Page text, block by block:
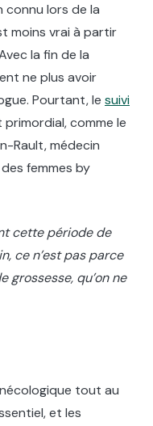
connu lors de la
moins vrai à partir
la fin de la
ne plus avoir
Pourtant, le suivi
primordial, comme le
Rault, médecin
femmes by
cette période de
ce n’est pas parce
grossesse, qu’on ne
tout au
et les